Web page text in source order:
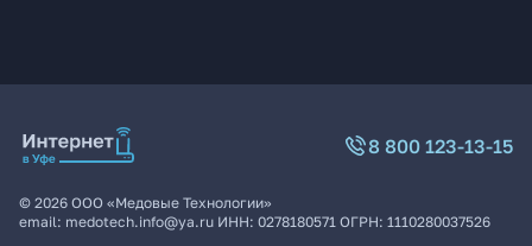
8 800 123-13-15
© 2026 ООО «Медовые Технологии»
email: medotech.info@ya.ru ИНН: 0278180571 ОГРН: 1110280037526